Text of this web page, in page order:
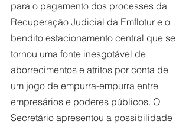
para o pagamento dos processes da
Recuperação Judicial da Emflotur e o
bendito estacionamento central que se
tornou uma fonte inesgotável de
aborrecimentos e atritos por conta de
um jogo de empurra-empurra entre
empresários e poderes públicos. O
Secretário apresentou a possibilidade